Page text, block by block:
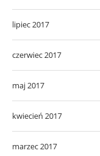
lipiec 2017
czerwiec 2017
maj 2017
kwiecień 2017
marzec 2017